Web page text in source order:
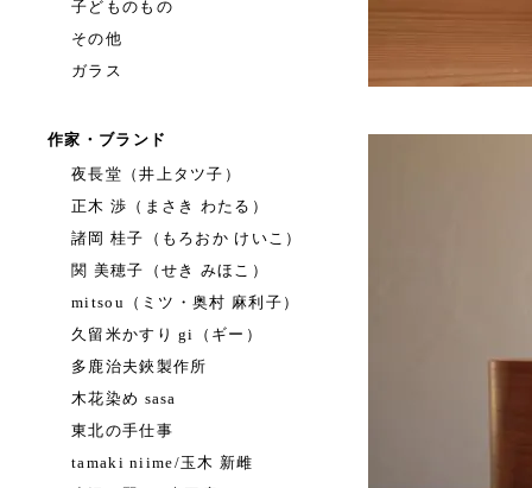
子どものもの
その他
ガラス
作家・ブランド
夜長堂（井上タツ子）
正木 渉（まさき わたる）
諸岡 桂子（もろおか けいこ）
関 美穂子（せき みほこ）
mitsou（ミツ・奥村 麻利子）
久留米かすり gi（ギー）
多鹿治夫鋏製作所
木花染め sasa
東北の手仕事
tamaki niime/玉木 新雌